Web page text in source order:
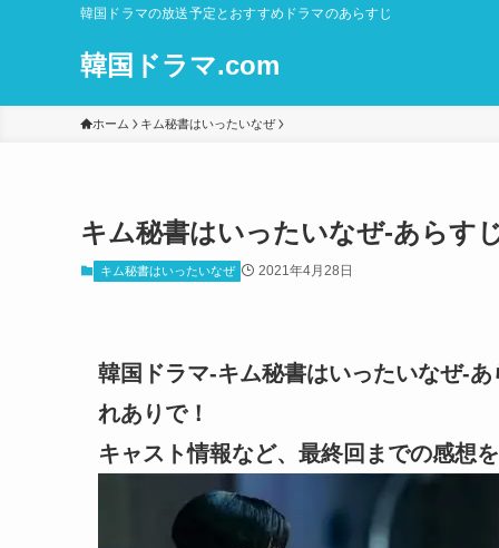
韓国ドラマの放送予定とおすすめドラマのあらすじ
韓国ドラマ.com
ホーム キム秘書はいったいなぜ
キム秘書はいったいなぜ-あらす
キム秘書はいったいなぜ 2021年4月28日
韓国ドラマ-キム秘書はいったいなぜ-
れありで！
キャスト情報など、最終回までの感想